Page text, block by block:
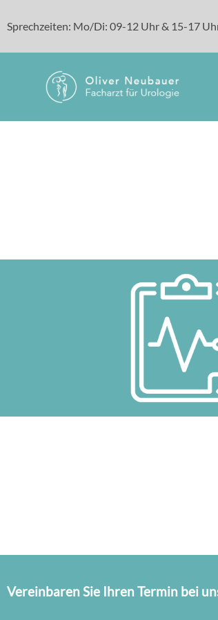
Sprechzeiten: Mo/Di: 09-12 Uhr & 15-17
Vereinbaren Sie Ihren Termin bei